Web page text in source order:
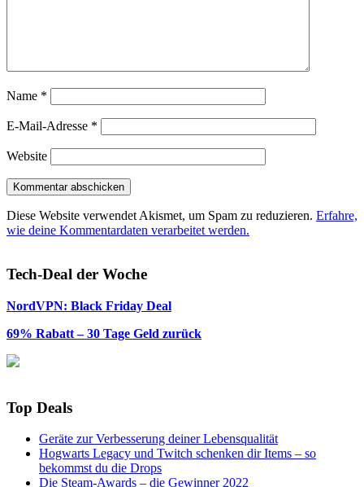
Name *
E-Mail-Adresse *
Website
Diese Website verwendet Akismet, um Spam zu reduzieren. Erfahre,
wie deine Kommentardaten verarbeitet werden.
Tech-Deal der Woche
NordVPN: Black Friday Deal
69% Rabatt – 30 Tage Geld zurück
Top Deals
Geräte zur Verbesserung deiner Lebensqualität
Hogwarts Legacy und Twitch schenken dir Items – so
bekommst du die Drops
Die Steam-Awards – die Gewinner 2022